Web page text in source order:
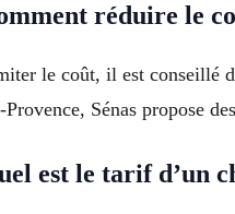
réduire le
le coût, il est conseillé
Provence, Sénas propose
est le tarif d’un